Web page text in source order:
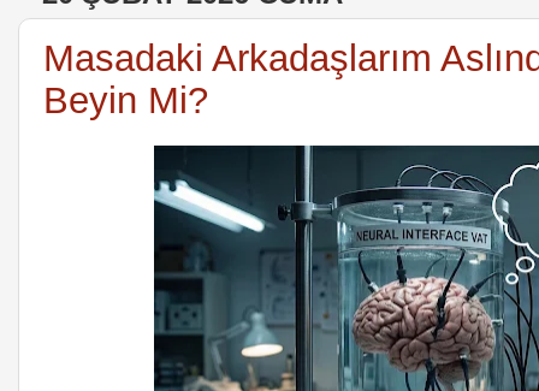
Masadaki Arkadaşlarım
Beyin Mi?